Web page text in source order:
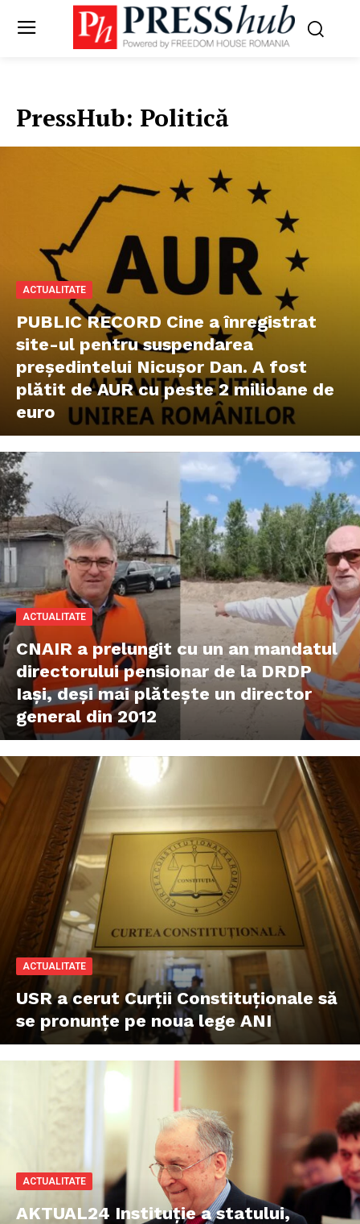
PressHub: Politică
ACTUALITATE
PUBLIC RECORD Cine a înregistrat
site-ul pentru suspendarea
președintelui Nicușor Dan. A fost
plătit de AUR cu peste 2 milioane de
euro
ACTUALITATE
CNAIR a prelungit cu un an mandatul
directorului pensionar de la DRDP
Iași, deși mai plătește un director
general din 2012
ACTUALITATE
USR a cerut Curții Constituționale să
se pronunțe pe noua lege ANI
ACTUALITATE
AKTUAL24 Instituție a statului,